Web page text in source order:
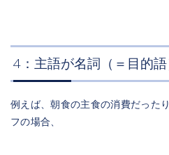
4：主語が名詞（＝目的語
例えば、朝食の主食の消費だった
フの場合、